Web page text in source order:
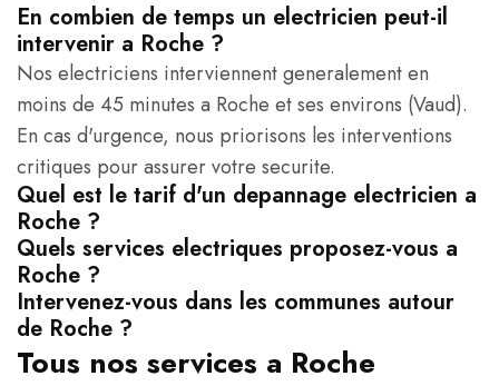
En combien de temps un electricien peut-il
intervenir a Roche ?
Nos electriciens interviennent generalement en
moins de 45 minutes a Roche et ses environs (Vaud).
En cas d'urgence, nous priorisons les interventions
critiques pour assurer votre securite.
Quel est le tarif d'un depannage electricien a
Roche ?
Quels services electriques proposez-vous a
Roche ?
Intervenez-vous dans les communes autour
de Roche ?
Tous nos services a Roche